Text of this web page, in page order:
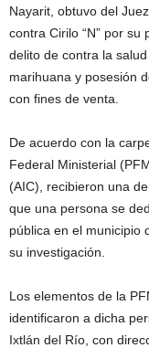
Nayarit, obtuvo del
contra Cirilo “N” por
delito de contra la
marihuana y posesión
con fines de venta.
De acuerdo con la
Federal Ministerial
(AIC), recibieron una
que una persona se
pública en el municipio
su investigación.
Los elementos de la
identificaron a dicha
Ixtlán del Río, con